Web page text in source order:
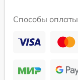
Способы оплаты